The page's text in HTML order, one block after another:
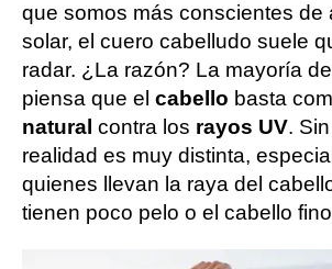
que somos más conscientes de
solar, el cuero cabelludo suele
radar. ¿La razón? La mayoría
piensa que el cabello basta
natural contra los rayos UV.
realidad es muy distinta,
quienes llevan la raya del
tienen poco pelo o el cabello